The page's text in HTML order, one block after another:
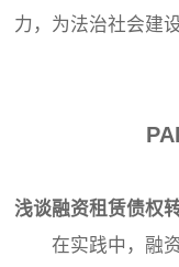
力，为法治社会建
浅谈融资租赁债权
在实践中，融